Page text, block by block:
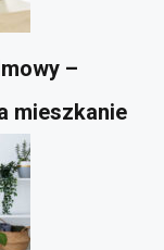
–
mieszkanie